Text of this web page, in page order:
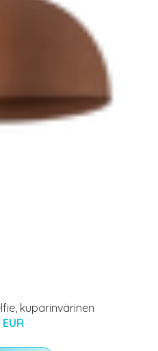
kuparinvärinen